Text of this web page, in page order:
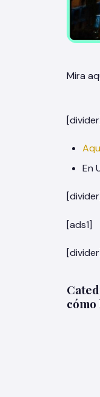
Mira
En
[ads1]